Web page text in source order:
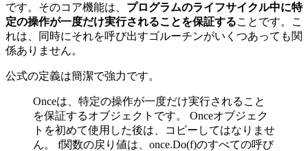
です。そのコア機能は、 プログラムのライフサイクル中に特
定の操作が一度だけ実行されることを保証することです。こ
れは、同時にそれを呼び出すゴルーチンがいくつあっても関
係ありません。
公式の定義は簡潔で強力です。
Onceは、特定の操作が一度だけ実行されること
を保証するオブジェクトです。 Onceオブジェク
トを初めて使用した後は、コピーしてはなりませ
ん。 f関数の戻り値は、once.Do(f)のすべての呼び